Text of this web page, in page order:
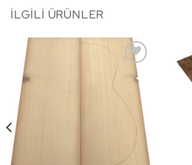
İLGILI ÜRÜNLER
İstek
listeme
ekle